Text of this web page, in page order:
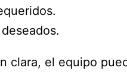
clara, el equipo